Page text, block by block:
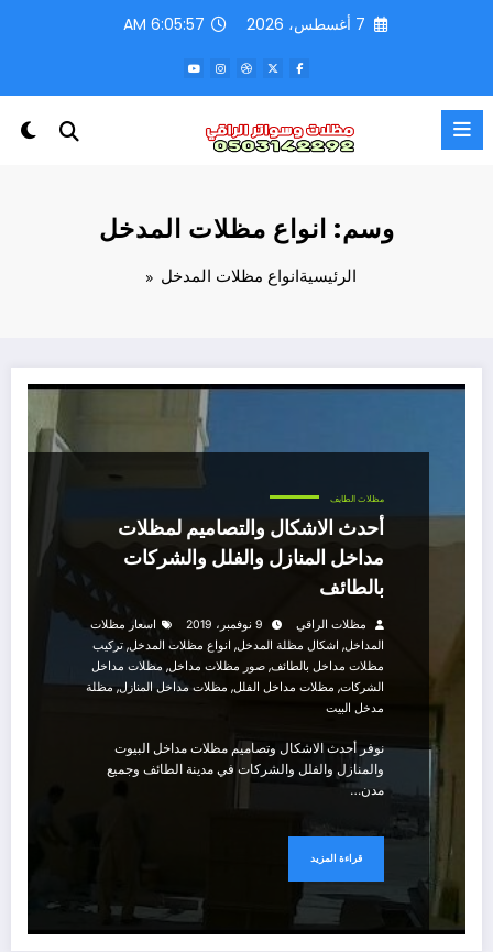
7 أغسطس، 2026 6:05:57 AM
وسم: انواع مظلات المدخل
الرئيسيةانواع مظلات المدخل
مظلات الطايف
أحدث الاشكال والتصاميم لمظلات
مداخل المنازل والفلل والشركات
بالطائف
مظلات الراقي 9 نوفمبر، 2019
اسعار مظلات
المداخل, اشكال مظلة المدخل, انواع مظلات المدخل,تركيب
مظلات مداخل بالطائف, صور مظلات مداخل, مظلات مداخل
الشركات, مظلات مداخل الفلل, مظلات مداخل المنازل,مظلة
مدخل البيت
نوفر أحدث الاشكال وتصاميم مظلات مداخل البيوت
والمنازل والفلل والشركات في مدينة الطائف وجميع
مدن…
قراءة المزيد